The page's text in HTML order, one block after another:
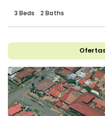
3 Beds 2 Baths